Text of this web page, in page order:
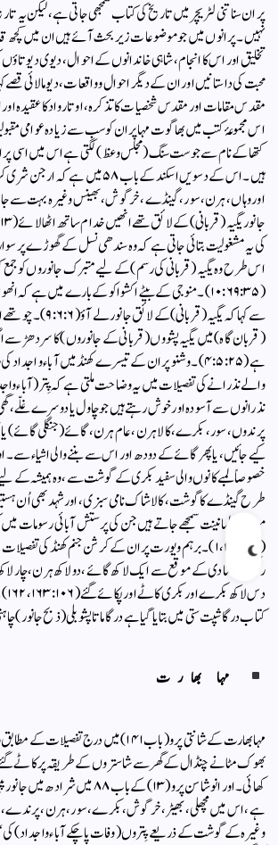
پران سناتنی لٹریچر میں تاریخ کی کتاب سمجھی جاتی ہے، لیکن یہ
نہیں۔ پرانوں میں جو موضوعات زیر بحث آئے ہیں ان میں کچھ
تخلیق اور اس کا انجام، شاہی خاندانوں کے احوال، دیوی
محبت کی داستانیں اور ان کےدیگر احوال وواقعات، دیومالائی
مقدس مقامات اور مقدس شخصیات کا تذکرہ،اوتار واد کا عقیدہ
اس مجموعۂ کتب میں بھاگوت مہا پران کو سب سے زیادہ عوامی
کتھا کے نام سے جو ست سنگ (مجلس وعظ) لگتی ہے اس میں اسی پران
ہیں۔ اس کے دسویں اسکند کے باب ۵۸
اور وہاں ، ہرن، سور، گینڈے، خرگوش، بھینس وغیرہ بہت سے
کی یہ مشغولیت بتائی جاتی ہے کہ وہ سندھی نسل کے گھوڑے پر
اس طرح وہ یگیہ (قربانی کی رسم) کے لیے متبرک جانوروں کو
(۱۰:۶۹:۳۵)۔ منوجی کے بیٹے اکشواکو کے بارے میں ہے کہ
سے کہا کہ یگیہ (قربانی)
(قربان گاہ) میں یگیہ پشووں (قربانی کے جانوروں) کا سر دھڑ
ہے (۴:۵:۲۵)۔ وشنو پران کے تیسرے کھنڈ میں آباءو
والے نذرانے کی تفصیلات میں یہ وضاحت ملتی ہے کہ پِتر (آباء
نذرانوں سے آسودہ اور خوش رہتے ہیں جو چاول یا دوسرے غلّے،
پرندوں، سور، بکرے، کالا ہرن ، عام ہرن، گائے (جنگلی
کیے جائیں، یا پھر گائے کے دودھ اور اس سے بننے والی اشیاء
خصوصاً لمبے کانوں والی سفید بکری کے گوشت سے، وہ ہمیشہ کے
طرح گینڈے کا گوشت، کالاشاک نامی سبزی، اور شہد بھی اُن
موجبِ طمانینت سمجھے جاتے ہیں جن کی پرستش آبائی رسومات
(۱۶: ۱،۲،۳)۔ برہم ویورت پران کے کرشن جنم کھنڈ کی
رکمنی کی شادی کے موقع سے ایک لاکھ گائے، دو لاکھ ہرن، چار
دس
کتاب درگا شپت ستی میں بتایا گیا ہے درگا ماتا پشو بلی (ذبح جانور) چاہتی
مہا بھارت
مہا بھارت کے شانتی پرو (باب ۱۴۱) میں درج
بھوک مٹانے چنڈال کے گھر سے شاستروں کے طریقہ پر کاٹے گئے
کھائی۔اور انوشاسن پرو (۱۳) کے باب
ہے، اس میں مچھلی، بھیڑ، خرگوش، بکرے، سور، ہرن،
وغیرہ کے گوشت کے ذریعے پِتروں (وفات پاچکے آباء واجداد)